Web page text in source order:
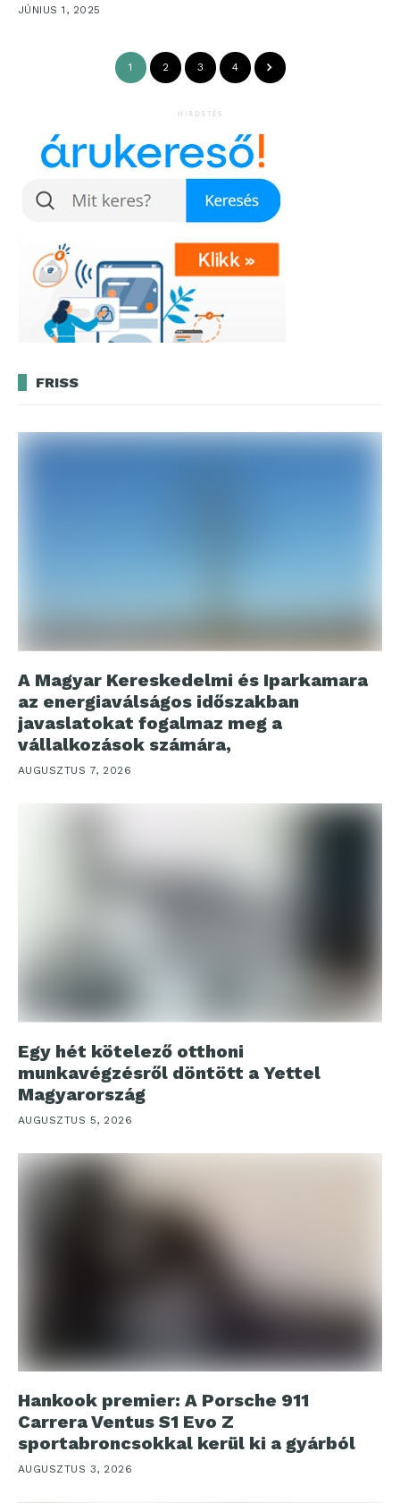
JÚNIUS 1, 2025
1 2 3 4
HIRDETÉS
FRISS
A Magyar Kereskedelmi és Iparkamara
az energiaválságos időszakban
javaslatokat fogalmaz meg a
vállalkozások számára,
AUGUSZTUS 7, 2026
Egy hét kötelező otthoni
munkavégzésről döntött a Yettel
Magyarország
AUGUSZTUS 5, 2026
Hankook premier: A Porsche 911
Carrera Ventus S1 Evo Z
sportabroncsokkal kerül ki a gyárból
AUGUSZTUS 3, 2026